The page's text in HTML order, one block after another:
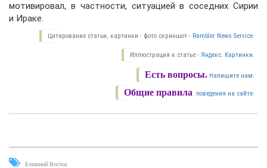
мотивировал, в частности, ситуацией в соседних Сирии
и Ираке.
Цитирование статьи, картинки - фото скриншот - Rambler News Service.
Иллюстрация к статье - Яндекс. Картинки.
Есть вопросы. Напишите нам.
Общие правила поведения на сайте.
Ближний Восток